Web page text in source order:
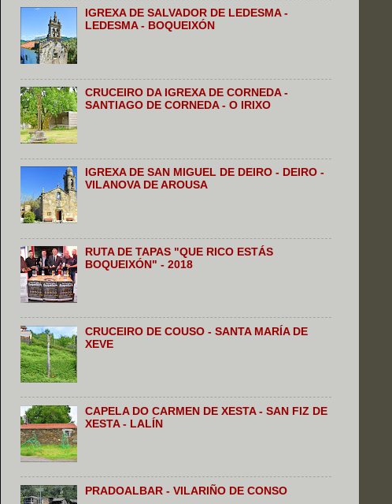
IGREXA DE SALVADOR DE LEDESMA -
LEDESMA - BOQUEIXÓN
CRUCEIRO DA IGREXA DE CORNEDA -
SANTIAGO DE CORNEDA - O IRIXO
IGREXA DE SAN MIGUEL DE DEIRO - DEIRO -
VILANOVA DE AROUSA
RUTA DE TAPAS "QUE RICO ESTÁS
BOQUEIXÓN" - 2018
CRUCEIRO DE COUSO - SANTA MARÍA DE
XEVE
CAPELA DO CARMEN DE XESTA - SAN FIZ DE
XESTA - LALÍN
PRADOALBAR - VILARIÑO DE CONSO